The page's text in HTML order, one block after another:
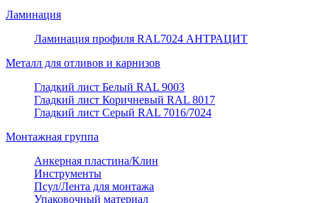
Ламинация
Ламинация профиля RAL7024 АНТРАЦИТ
Металл для отливов и карнизов
Гладкий лист Белый RAL 9003
Гладкий лист Коричневый RAL 8017
Гладкий лист Серый RAL 7016/7024
Монтажная группа
Анкерная пластина/Клин
Инструменты
Псул/Лента для монтажа
Упаковочный материал